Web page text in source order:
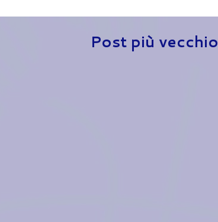
Post più vecchio